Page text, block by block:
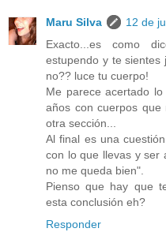
Maru Silva
12 de
Exacto...es como
estupendo y te sientes
no?? luce tu cuerpo!
Me parece acertado
años con cuerpos
otra sección...
Al final es una
con lo que llevas y ser
no me queda bien".
Pienso que hay que
esta conclusión eh?
Responder